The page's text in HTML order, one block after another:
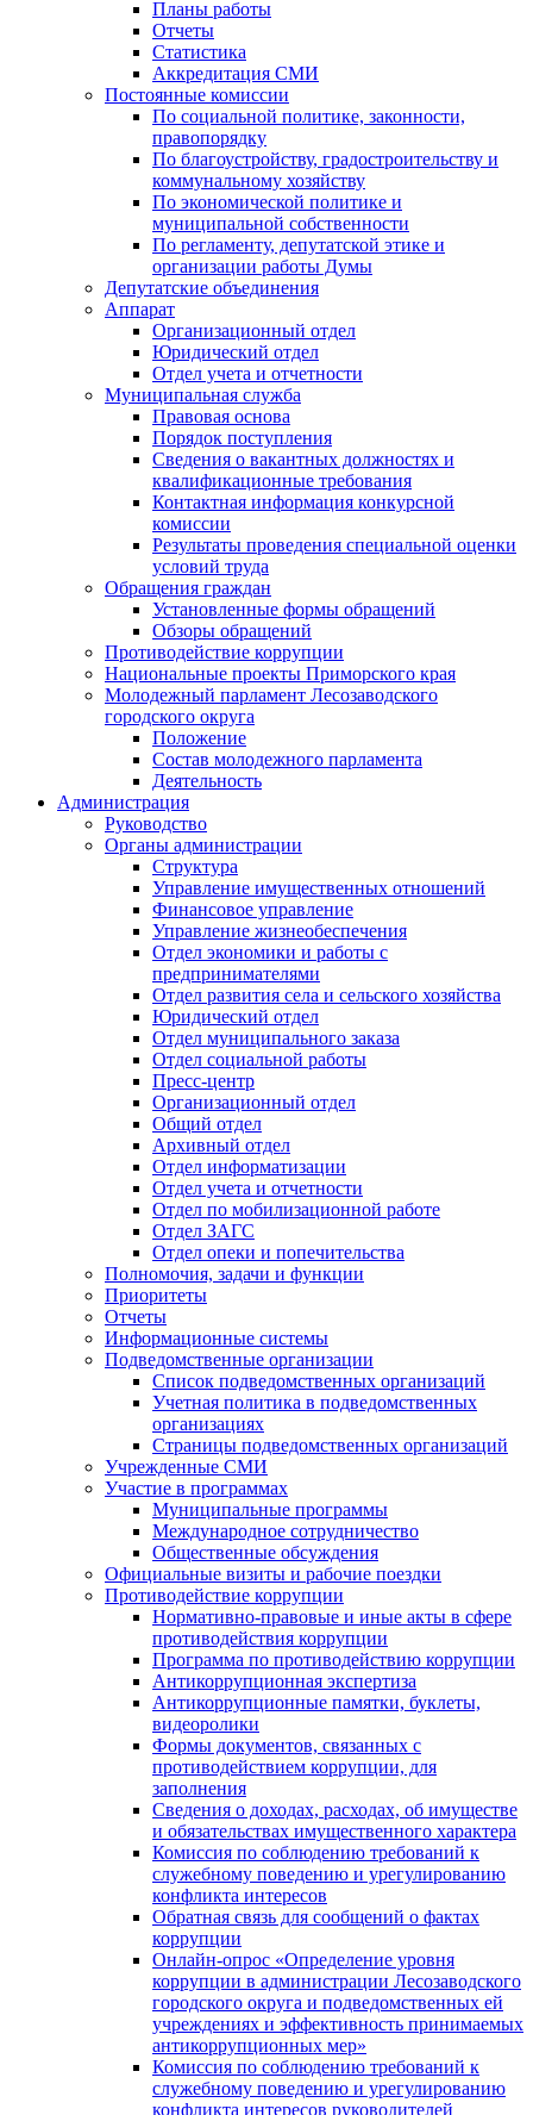
Планы работы
Отчеты
Статистика
Аккредитация СМИ
Постоянные комиссии
По социальной политике, законности,
правопорядку
По благоустройству, градостроительству и
коммунальному хозяйству
По экономической политике и
муниципальной собственности
По регламенту, депутатской этике и
организации работы Думы
Депутатские объединения
Аппарат
Организационный отдел
Юридический отдел
Отдел учета и отчетности
Муниципальная служба
Правовая основа
Порядок поступления
Сведения о вакантных должностях и
квалификационные требования
Контактная информация конкурсной
комиссии
Результаты проведения специальной оценки
условий труда
Обращения граждан
Установленные формы обращений
Обзоры обращений
Противодействие коррупции
Национальные проекты Приморского края
Молодежный парламент Лесозаводского
городского округа
Положение
Состав молодежного парламента
Деятельность
Администрация
Руководство
Органы администрации
Структура
Управление имущественных отношений
Финансовое управление
Управление жизнеобеспечения
Отдел экономики и работы с
предпринимателями
Отдел развития села и сельского хозяйства
Юридический отдел
Отдел муниципального заказа
Отдел социальной работы
Пресс-центр
Организационный отдел
Общий отдел
Архивный отдел
Отдел информатизации
Отдел учета и отчетности
Отдел по мобилизационной работе
Отдел ЗАГС
Отдел опеки и попечительства
Полномочия, задачи и функции
Приоритеты
Отчеты
Информационные системы
Подведомственные организации
Список подведомственных организаций
Учетная политика в подведомственных
организациях
Страницы подведомственных организаций
Учрежденные СМИ
Участие в программах
Муниципальные программы
Международное сотрудничество
Общественные обсуждения
Официальные визиты и рабочие поездки
Противодействие коррупции
Нормативно-правовые и иные акты в сфере
противодействия коррупции
Программа по противодействию коррупции
Антикоррупционная экспертиза
Антикоррупционные памятки, буклеты,
видеоролики
Формы документов, связанных с
противодействием коррупции, для
заполнения
Сведения о доходах, расходах, об имуществе
и обязательствах имущественного характера
Комиссия по соблюдению требований к
служебному поведению и урегулированию
конфликта интересов
Обратная связь для сообщений о фактах
коррупции
Онлайн-опрос «Определение уровня
коррупции в администрации Лесозаводского
городского округа и подведомственных ей
учреждениях и эффективность принимаемых
антикоррупционных мер»
Комиссия по соблюдению требований к
служебному поведению и урегулированию
конфликта интересов руководителей